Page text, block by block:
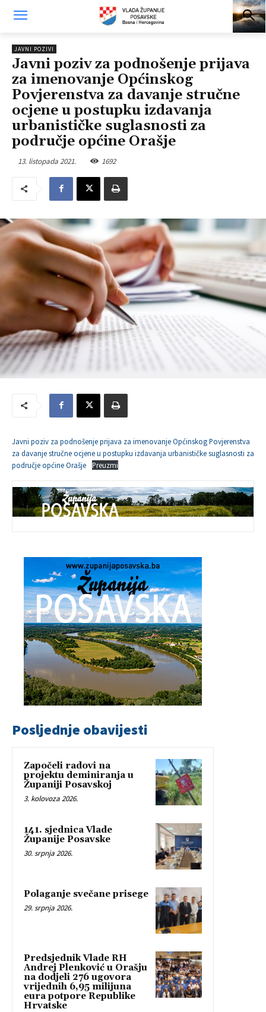
JAVNI POZIVI
Javni poziv za podnošenje prijava
za imenovanje Općinskog
Povjerenstva za davanje stručne
ocjene u postupku izdavanja
urbanističke suglasnosti za
područje općine Orašje
13. listopada 2021. 1692
Javni poziv za podnošenje prijava za imenovanje Općinskog Povjerenstva
za davanje stručne ocjene u postupku izdavanja urbanističke suglasnosti za
područje općine Orašje
Preuzmi
Posljednje obavijesti
Započeli radovi na
projektu deminiranja u
Županiji Posavskoj
3. kolovoza 2026.
141. sjednica Vlade
Županije Posavske
30. srpnja 2026.
Polaganje svečane prisege
29. srpnja 2026.
Predsjednik Vlade RH
Andrej Plenković u Orašju
na dodjeli 276 ugovora
vrijednih 6,95 milijuna
eura potpore Republike
Hrvatske